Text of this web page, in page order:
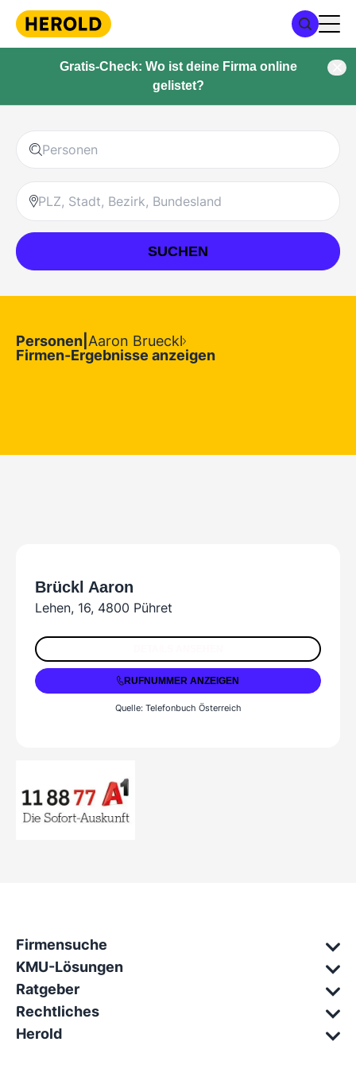
Gratis-Check: Wo ist deine Firma online
gelistet?
SUCHEN
Personen Aaron Brueckl
Firmen-Ergebnisse anzeigen
Brückl Aaron
Lehen, 16, 4800 Pühret
7674 63685
RUFNUMMER ANZEIGEN
Quelle: Telefonbuch Österreich
Firmensuche
KMU-Lösungen
Ratgeber
Rechtliches
Herold